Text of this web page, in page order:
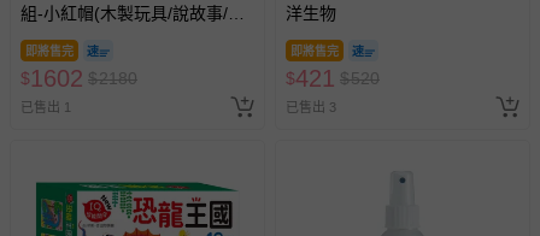
組-小紅帽(木製玩具/說故事/教
育益智)
即將售完
$1602 $2180
已售出 1
洋生物
即將售完
$421 $520
已售出 3